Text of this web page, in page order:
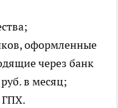
оформленные
через банк
в месяц;
ГПХ.